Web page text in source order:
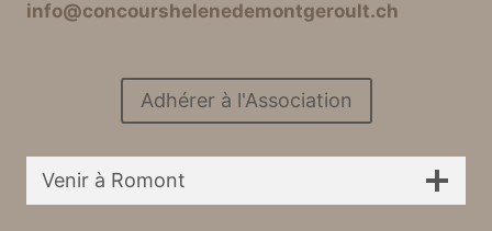
info@concourshelenedemontgeroult.ch
Adhérer à l'Association
Venir à Romont